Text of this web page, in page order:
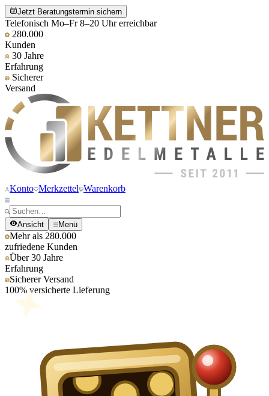
Jetzt Beratungstermin sichern
Telefonisch Mo–Fr 8–20 Uhr erreichbar
280.000
Kunden
30 Jahre
Erfahrung
Sicherer
Versand
Konto Merkzettel Warenkorb
Ansicht Menü
Mehr als 280.000
zufriedene Kunden
Über 30 Jahre
Erfahrung
Sicherer Versand
100% versicherte Lieferung